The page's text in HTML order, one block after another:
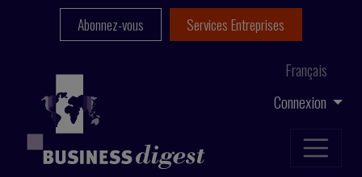
Connexion
Français
Abonnez-vous Services Entreprises